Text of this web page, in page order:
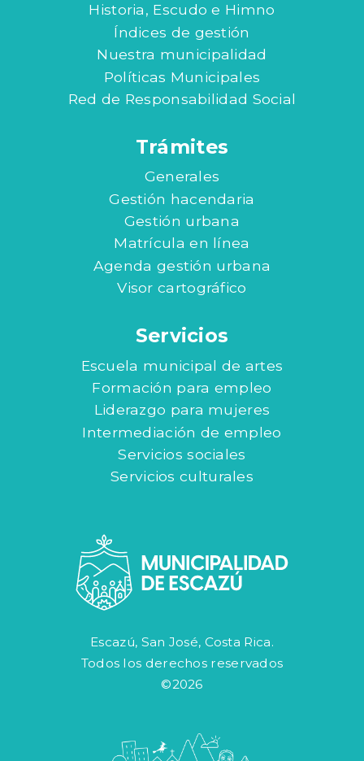
Historia, Escudo e Himno
Índices de gestión
Nuestra municipalidad
Políticas Municipales
Red de Responsabilidad Social
Trámites
Generales
Gestión hacendaria
Gestión urbana
Matrícula en línea
Agenda gestión urbana
Visor cartográfico
Servicios
Escuela municipal de artes
Formación para empleo
Liderazgo para mujeres
Intermediación de empleo
Servicios sociales
Servicios culturales
Escazú, San José, Costa Rica.
Todos los derechos reservados
©2026